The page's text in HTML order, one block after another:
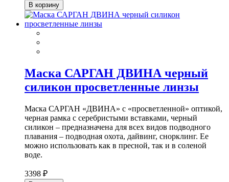
В корзину
Маска САРГАН ДВИНА черный
силикон просветленные линзы
Маска САРГАН «ДВИНА» с «просветленной» оптикой,
черная рамка с серебристыми вставками, черный
силикон – предназначена для всех видов подводного
плавания – подводная охота, дайвинг, снорклинг. Ее
можно использовать как в пресной, так и в соленой
воде.
3398 ₽